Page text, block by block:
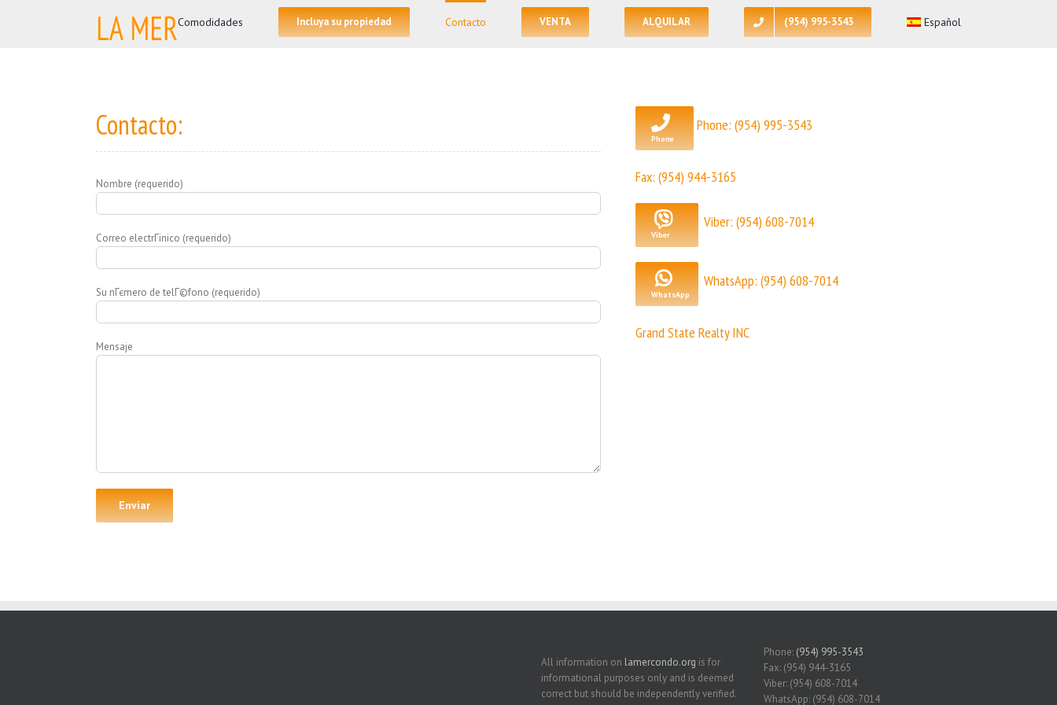
Comodidades Incluya su propiedad Contacto VENTA ALQUILAR (954) 995-3543 Español
Contacto:
Nombre (requerido)
Correo electrГіnico (requerido)
Su nГєmero de telГ©fono (requerido)
Mensaje
Phone:(954) 995-3543
Fax: (954) 944-3165
Viber: (954) 608-7014
WhatsApp: (954) 608-7014
Grand State Realty INC
All information on lamercondo.org is for
informational purposes only and is deemed
correct but should be independently verified.
Phone: (954) 995-3543
Fax: (954) 944-3165
Viber: (954) 608-7014
WhatsApp: (954) 608-7014